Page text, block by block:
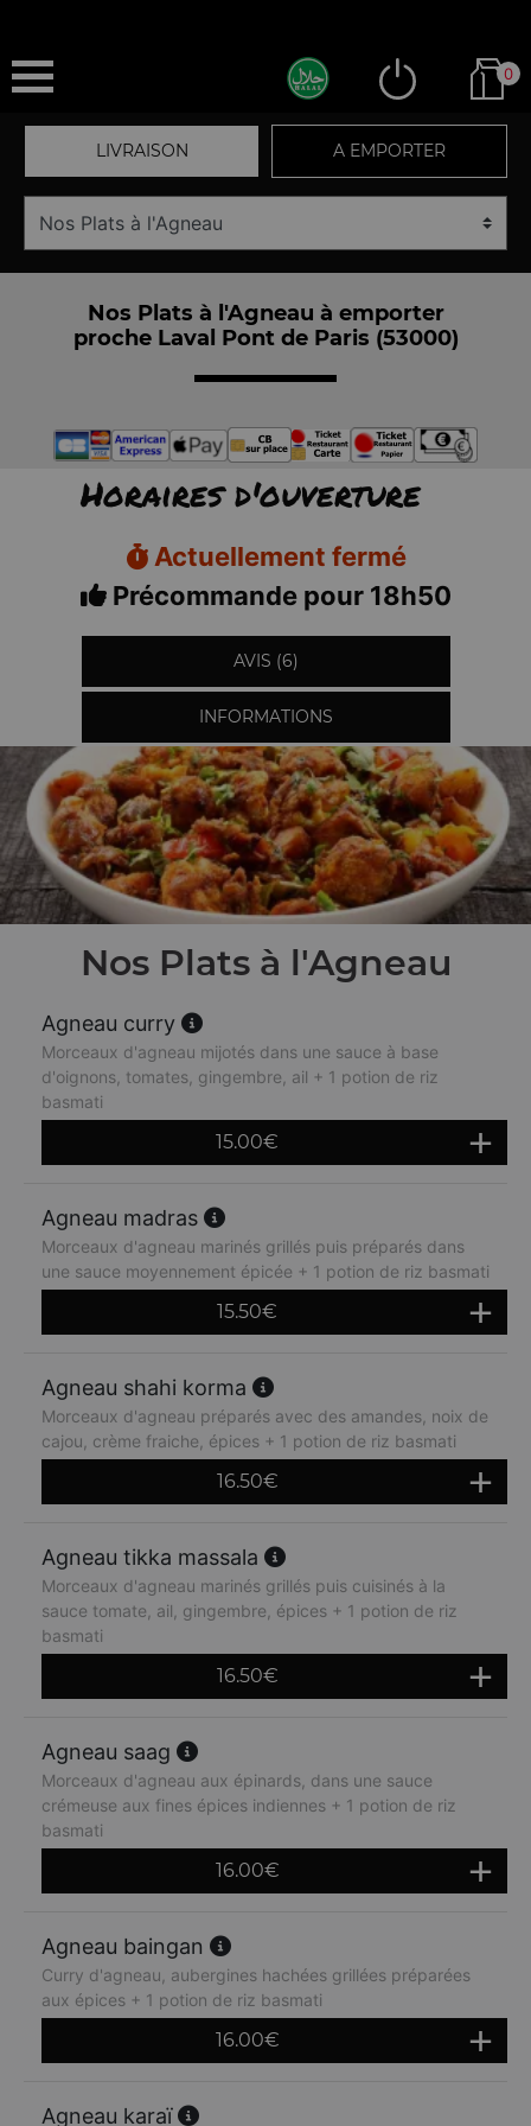
0
LIVRAISON A EMPORTER
Nos Plats à l'Agneau à emporter
proche Laval Pont de Paris (53000)
Horaires d'ouverture
Actuellement fermé
Précommande pour 18h50
AVIS (6)
INFORMATIONS
Nos Plats à l'Agneau
Agneau curry
Morceaux d'agneau mijotés dans une sauce à base
d'oignons, tomates, gingembre, ail + 1 potion de riz
basmati
15.00€
Agneau madras
Morceaux d'agneau marinés grillés puis préparés dans
une sauce moyennement épicée + 1 potion de riz basmati
15.50€
Agneau shahi korma
Morceaux d'agneau préparés avec des amandes, noix de
cajou, crème fraiche, épices + 1 potion de riz basmati
16.50€
Agneau tikka massala
Morceaux d'agneau marinés grillés puis cuisinés à la
sauce tomate, ail, gingembre, épices + 1 potion de riz
basmati
16.50€
Agneau saag
Morceaux d'agneau aux épinards, dans une sauce
crémeuse aux fines épices indiennes + 1 potion de riz
basmati
16.00€
Agneau baingan
Curry d'agneau, aubergines hachées grillées préparées
aux épices + 1 potion de riz basmati
16.00€
Agneau karaï